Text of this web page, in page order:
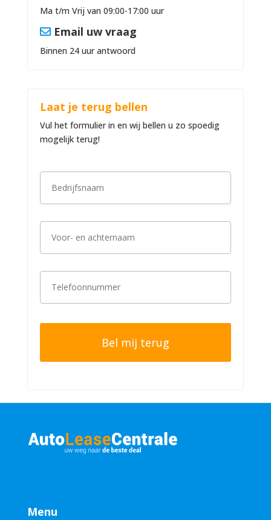
Ma t/m Vrij van 09:00-17:00 uur
Email uw vraag
Binnen 24 uur antwoord
Laat je terug bellen
Vul het formulier in en wij bellen u zo spoedig
mogelijk terug!
B
r
j
n
*
V
r
e
c
t
n
*
T
e
o
e
Menu